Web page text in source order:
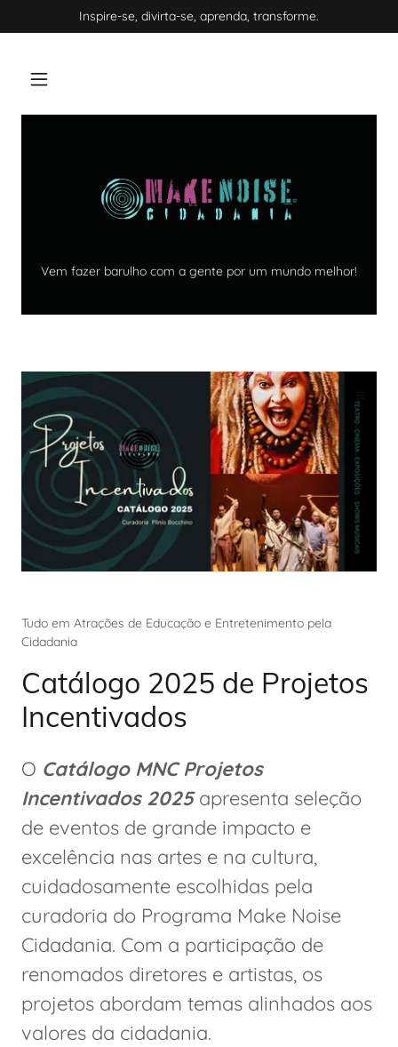
Inspire-se, divirta-se, aprenda, transforme.
Vem fazer barulho com a gente por um mundo melhor!
Tudo em Atrações de Educação e Entretenimento pela
Cidadania
Catálogo 2025 de Projetos
Incentivados
O Catálogo MNC Projetos
Incentivados 2025apresenta seleção
de eventos de grande impacto e
excelência nas artes e na cultura,
cuidadosamente escolhidas pela
curadoria do Programa Make Noise
Cidadania. Com a participação de
renomados diretores e artistas, os
projetos abordam temas alinhados aos
valores da cidadania.